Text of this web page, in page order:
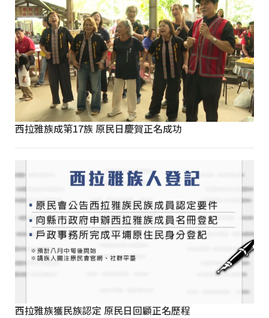
西拉雅族成第17族 原民日慶賀正名成功
西拉雅族獲民族認定 原民日回顧正名歷程